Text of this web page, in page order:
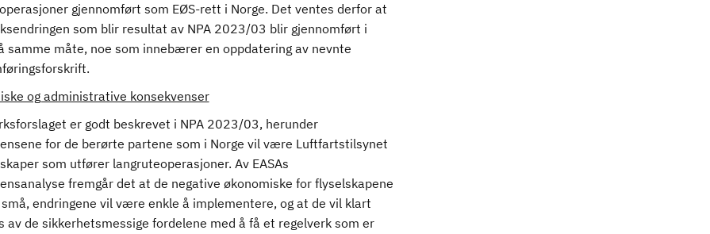
gjennomført som EØS-rett i Norge. Det ventes derfor at
som blir resultat av NPA 2023/03 blir gjennomført i
samme måte, noe som innebærer en oppdatering av nevnte
og administrative konsekvenser
er godt beskrevet i NPA 2023/03, herunder
for de berørte partene som i Norge vil være Luftfartstilsynet
som utfører langruteoperasjoner. Av EASAs
fremgår det at de negative økonomiske for flyselskapene
endringene vil være enkle å implementere, og at de vil klart
av de sikkerhetsmessige fordelene med å få et regelverk som er